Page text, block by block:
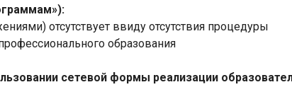
отсутствует ввиду отсутствия процедуры
образования
сетевой формы реализации